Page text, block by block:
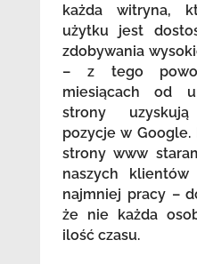
każda witryna,
użytku jest
zdobywania
– z tego
miesiącach od
strony uzyskują
pozycje w
strony www
naszych
najmniej pracy –
że nie każda
ilość czasu.